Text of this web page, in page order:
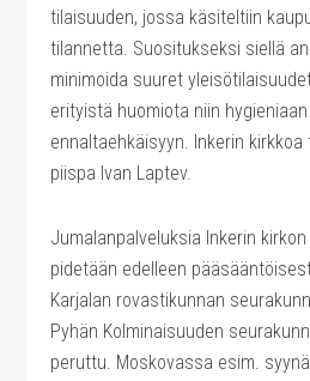
tilaisuuden, jossa käsiteltiin
tilannetta. Suositukseksi siellä
minimoida suuret
erityistä huomiota niin
ennaltaehkäisyyn. Inkerin
piispa Ivan Laptev.
Jumalanpalveluksia Inkerin
pidetään edelleen
Karjalan rovastikunnan
Pyhän Kolminaisuuden
peruttu. Moskovassa esim.